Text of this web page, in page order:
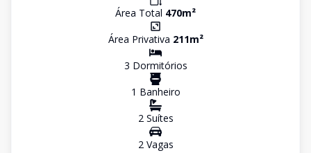
Área Total 470m²
Área Privativa 211m²
3 Dormitórios
1 Banheiro
2Suítes
2Vagas